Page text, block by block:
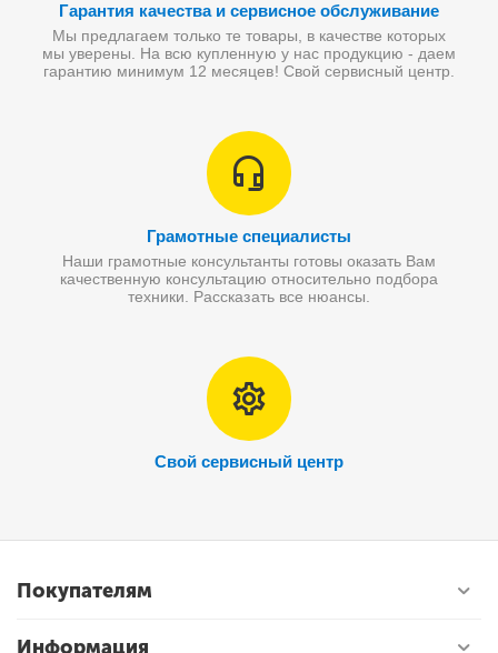
Гарантия качества и сервисное обслуживание
Мы предлагаем только те товары, в качестве которых
мы уверены. На всю купленную у нас продукцию - даем
гарантию минимум 12 месяцев! Свой сервисный центр.
Грамотные специалисты
Наши грамотные консультанты готовы оказать Вам
качественную консультацию относительно подбора
техники. Рассказать все нюансы.
Свой сервисный центр
Покупателям
Информация